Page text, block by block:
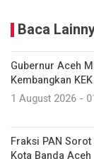
Baca
Gubernur Aceh
Kembangkan
1 August 2026 -
Fraksi PAN
Kota Banda Aceh